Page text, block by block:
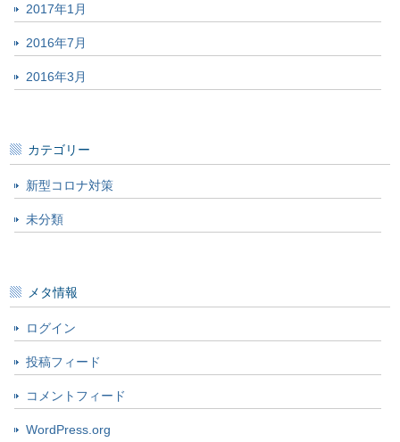
2017年1月
2016年7月
2016年3月
カテゴリー
新型コロナ対策
未分類
メタ情報
ログイン
投稿フィード
コメントフィード
WordPress.org